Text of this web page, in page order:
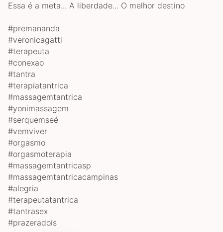
Essa é a meta... A liberdade... O melhor destino
#premananda
#veronicagatti
#terapeuta
#conexao
#tantra
#terapiatantrica
#massagemtantrica
#yonimassagem
#serquemseé
#vemviver
#orgasmo
#orgasmoterapia
#massagemtantricasp
#massagemtantricacampinas
#alegria
#terapeutatantrica
#tantrasex
#prazeradois